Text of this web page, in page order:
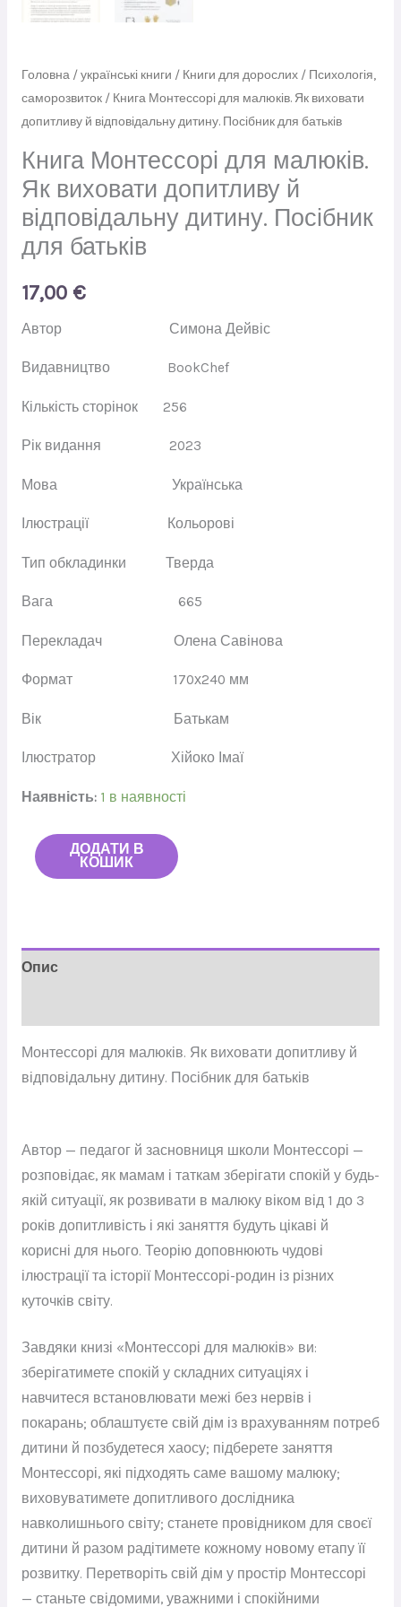
Головна/українські книги / Книги для дорослих/ Психологія,
саморозвиток/ Книга Монтессорі для малюків. Як виховати
допитливу й відповідальну дитину. Посібник для батьків
Книга Монтессорі для малюків.
Як виховати допитливу й
відповідальну дитину. Посібник
для батьків
17,00 €
Автор Симона Дейвіс
Видавництво BookChef
Кількість сторінок 256
Рік видання 2023
Мова Українська
Ілюстрації Кольорові
Тип обкладинки Тверда
Вага 665
Перекладач Олена Савінова
Формат 170х240 мм
Вік Батькам
Ілюстратор Хійоко Імаї
Наявність: 1 в наявності
ДОДАТИ В
КОШИК
Опис
Монтессорі для малюків. Як виховати допитливу й
відповідальну дитину. Посібник для батьків
Автор — педагог й засновниця школи Монтессорі —
розповідає, як мамам і таткам зберігати спокій у будь-
якій ситуації, як розвивати в малюку віком від 1 до 3
років допитливість і які заняття будуть цікаві й
корисні для нього. Теорію доповнюють чудові
ілюстрації та історії Монтессорі-родин із різних
куточків світу.
Завдяки книзі «Монтессорі для малюків» ви:
зберігатимете спокій у складних ситуаціях і
навчитеся встановлювати межі без нервів і
покарань; облаштуєте свій дім із врахуванням потреб
дитини й позбудетеся хаосу; підберете заняття
Монтессорі, які підходять саме вашому малюку;
виховуватимете допитливого дослідника
навколишнього світу; станете провідником для своєї
дитини й разом радітимете кожному новому етапу її
розвитку. Перетворіть свій дім у простір Монтессорі
— станьте свідомими, уважними і спокійними